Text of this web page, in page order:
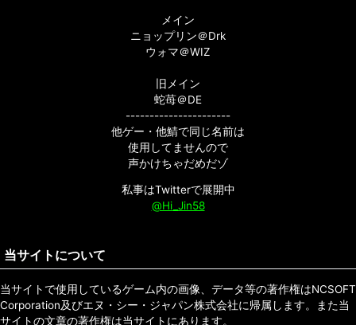
メイン
ニョップリン＠Drk
ウォマ＠WIZ
旧メイン
蛇苺＠DE
----------------------
他ゲー・他鯖で同じ名前は
使用してませんので
声かけちゃだめだゾ
私事はTwitterで展開中
@Hi_Jin58
当サイトについて
当サイトで使用しているゲーム内の画像、データ等の著作権はNCSOFT
Corporation及びエヌ・シー・ジャパン株式会社に帰属します。また当
サイトの文章の著作権は当サイトにあります。